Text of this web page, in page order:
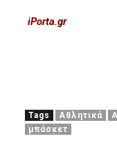
iPorta.gr
Tags Αθλητικά
μπάσκετ